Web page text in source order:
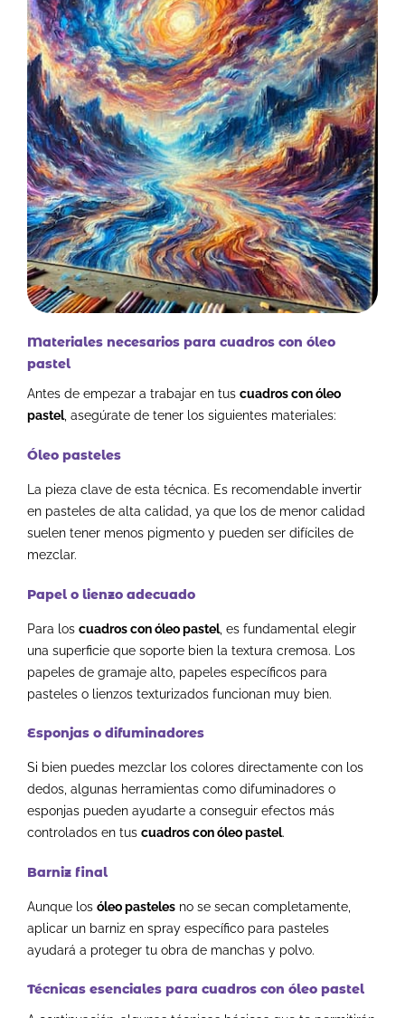
Materiales necesarios para cuadros con óleo
pastel
Antes de empezar a trabajar en tus cuadros con óleo
pastel, asegúrate de tener los siguientes materiales:
Óleo pasteles
La pieza clave de esta técnica. Es recomendable invertir
en pasteles de alta calidad, ya que los de menor calidad
suelen tener menos pigmento y pueden ser difíciles de
mezclar.
Papel o lienzo adecuado
Para los cuadros con óleo pastel, es fundamental elegir
una superficie que soporte bien la textura cremosa. Los
papeles de gramaje alto, papeles específicos para
pasteles o lienzos texturizados funcionan muy bien.
Esponjas o difuminadores
Si bien puedes mezclar los colores directamente con los
dedos, algunas herramientas como difuminadores o
esponjas pueden ayudarte a conseguir efectos más
controlados en tus cuadros con óleo pastel.
Barniz final
Aunque los óleo pasteles no se secan completamente,
aplicar un barniz en spray específico para pasteles
ayudará a proteger tu obra de manchas y polvo.
Técnicas esenciales para cuadros con óleo pastel